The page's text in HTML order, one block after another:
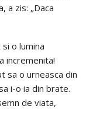
a zis: „Daca
o lumina
incremenita!
sa o urneasca din
i-o ia din brate.
de viata,